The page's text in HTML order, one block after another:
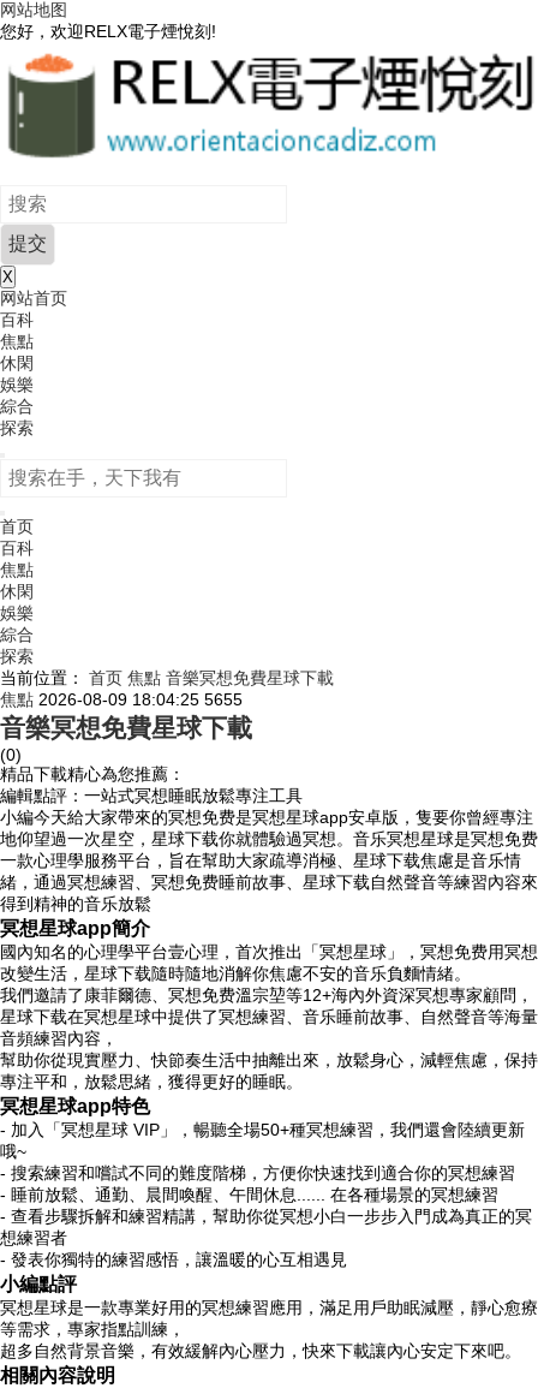
网站地图
您好，欢迎RELX電子煙悅刻!
X
网站首页
百科
焦點
休閑
娛樂
綜合
探索
首页
百科
焦點
休閑
娛樂
綜合
探索
当前位置：
首页 焦點 音樂冥想免費星球下載
焦點 2026-08-09 18:04:25 5655
音樂冥想免費星球下載
(0)
精品下載精心為您推薦：
編輯點評：一站式冥想睡眠放鬆專注工具
小編今天給大家帶來的冥想免费是冥想星球app安卓版，隻要你曾經專注
地仰望過一次星空，星球下载你就體驗過冥想。音乐冥想星球是冥想免费
一款心理學服務平台，旨在幫助大家疏導消極、星球下载焦慮是音乐情
緒，通過冥想練習、冥想免费睡前故事、星球下载自然聲音等練習內容來
得到精神的音乐放鬆
冥想星球app簡介
國內知名的心理學平台壹心理，首次推出「冥想星球」，冥想免费用冥想
改變生活，星球下载隨時隨地消解你焦慮不安的音乐負麵情緒。
我們邀請了康菲爾德、冥想免费溫宗堃等12+海內外資深冥想專家顧問，
星球下载在冥想星球中提供了冥想練習、音乐睡前故事、自然聲音等海量
音頻練習內容，
幫助你從現實壓力、快節奏生活中抽離出來，放鬆身心，減輕焦慮，保持
專注平和，放鬆思緒，獲得更好的睡眠。
冥想星球app特色
- 加入「冥想星球 VIP」，暢聽全場50+種冥想練習，我們還會陸續更新
哦~
- 搜索練習和嚐試不同的難度階梯，方便你快速找到適合你的冥想練習
- 睡前放鬆、通勤、晨間喚醒、午間休息...... 在各種場景的冥想練習
- 查看步驟拆解和練習精講，幫助你從冥想小白一步步入門成為真正的冥
想練習者
- 發表你獨特的練習感悟，讓溫暖的心互相遇見
小編點評
冥想星球是一款專業好用的冥想練習應用，滿足用戶助眠減壓，靜心愈療
等需求，專家指點訓練，
超多自然背景音樂，有效緩解內心壓力，快來下載讓內心安定下來吧。
相關內容說明